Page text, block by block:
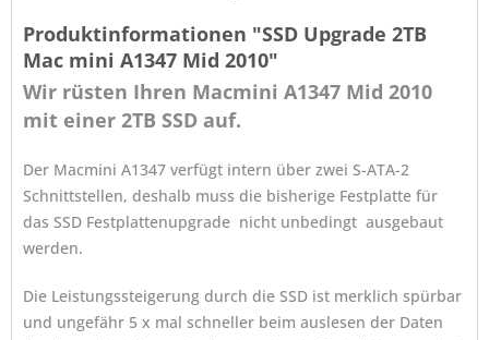
Produktinformationen "SSD Upgrade 2TB
Mac mini A1347 Mid 2010"
Wir rüsten Ihren Macmini A1347 Mid 2010
mit einer 2TB SSD auf.
Der Macmini A1347 verfügt intern über zwei S-ATA-2
Schnittstellen, deshalb muss die bisherige Festplatte für
das SSD Festplattenupgrade nicht unbedingt ausgebaut
werden.
Die Leistungssteigerung durch die SSD ist merklich spürbar
und ungefähr 5 x mal schneller beim auslesen der Daten